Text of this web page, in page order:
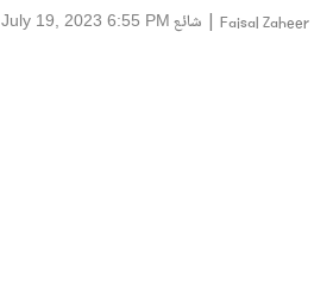
Faisal Zaheer
| شائع July 19, 2023 6:55 PM